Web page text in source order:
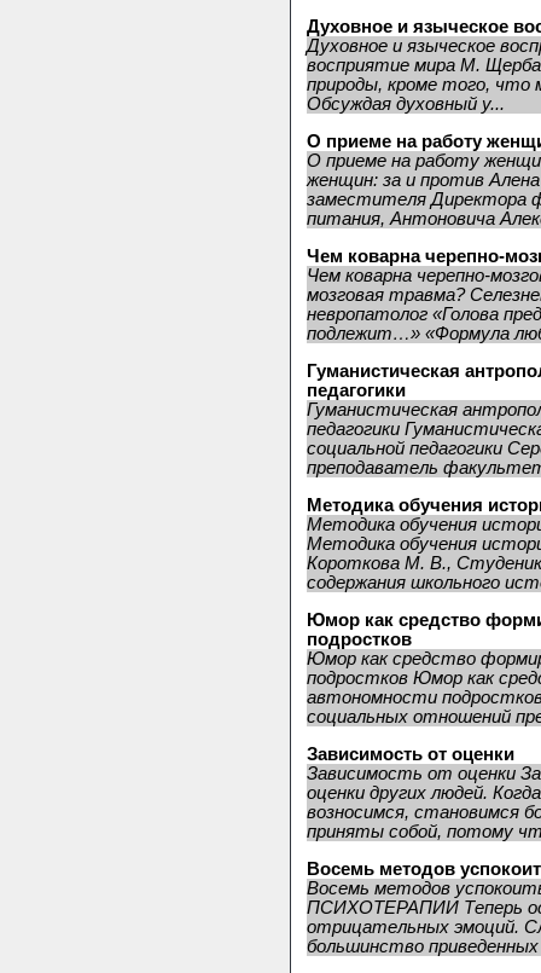
Духовное и языческое
Духовное и языческое
восприятие мира М.
природы, кроме того, что
Обсуждая духовный у...
О приеме на работу
О приеме на работу
женщин: за и против
заместителя Директора
питания, Антоновича
Чем коварна черепно-
Чем коварна черепно-
мозговая травма?
невропатолог «Голова
подлежит…» «Формула
Гуманистическая
педагогики
Гуманистическая
педагогики
социальной педагогики
преподаватель
Методика обучения
Методика обучения
Методика обучения
Короткова М. В.,
содержания школьного
Юмор как средство
подростков
Юмор как средство
подростков Юмор как
автономности
социальных отношений
Зависимость от оценки
Зависимость от оценки
оценки других людей.
возносимся, становимся
приняты собой, потому
Восемь методов
Восемь методов
ПСИХОТЕРАПИИ Теперь
отрицательных эмоций.
большинство